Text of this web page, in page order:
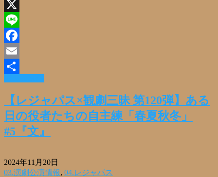
X
Line
Facebook
Email
共
【レジャパス×観劇三昧 第120弾】ある
日の役者たちの自主練「春夏秋冬」
#5『文』
2024年11月20日
03.演劇公演情報, 04.レジャパス